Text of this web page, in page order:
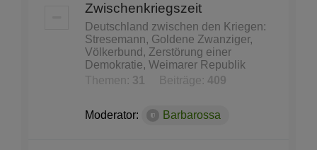
Zwischenkriegszeit
Deutschland zwischen den Kriegen:
Stresemann, Goldene Zwanziger,
Völkerbund, Zerstörung einer
Demokratie, Weimarer Republik
Themen: 31 Beiträge: 409
Moderator: Barbarossa